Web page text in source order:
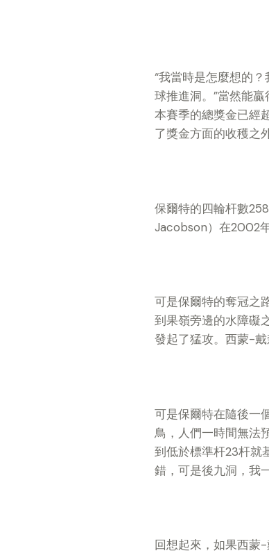
“我當時是怎麼想的
球推進洞。”當然能
本賽季的總獎金已經
了獎金方面的收穫之
保爾特的四輪杆數
Jacobson）在2002
可是保爾特的奪冠之
到果嶺旁邊的水障礙
發起了猛攻。西蒙-戴
可是保爾特在隨後一
鳥，人們一時間無法
到低於標準杆23杆就
錯，可是後九洞，我
回想起來，如果西蒙